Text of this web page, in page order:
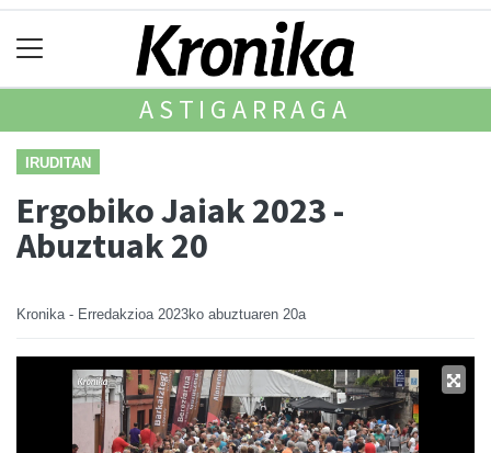
ASTIGARRAGA
IRUDITAN
Ergobiko Jaiak 2023 -
Abuztuak 20
Kronika - Erredakzioa 2023ko abuztuaren 20a